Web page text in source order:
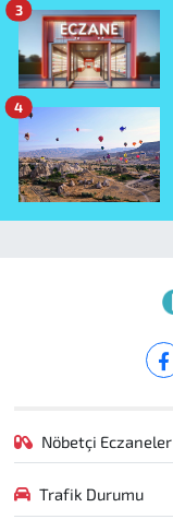
3
4
Nöbetçi Eczaneler
Trafik Durumu